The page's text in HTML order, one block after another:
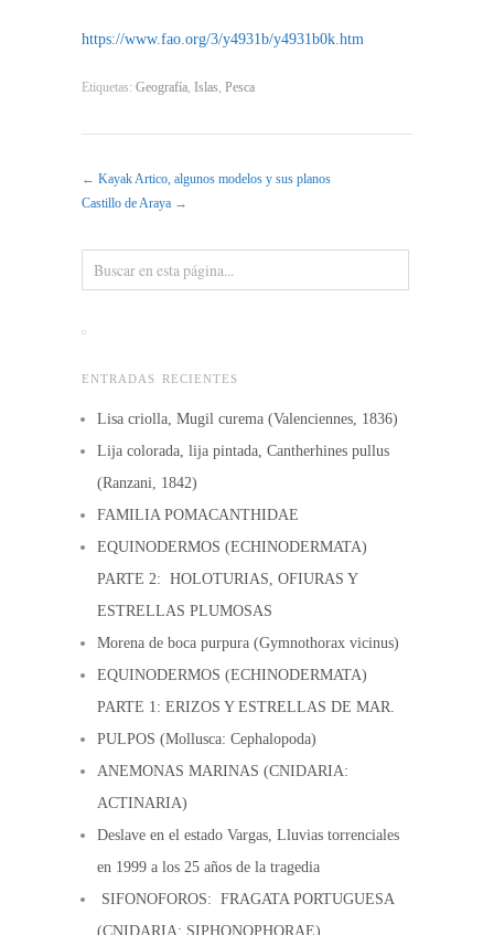
https://www.fao.org/3/y4931b/y4931b0k.htm
Etiquetas: Geografía, Islas, Pesca
← Kayak Artico, algunos modelos y sus planos
Castillo de Araya →
ENTRADAS RECIENTES
Lisa criolla, Mugil curema (Valenciennes, 1836)
Lija colorada, lija pintada, Cantherhines pullus
(Ranzani, 1842)
FAMILIA POMACANTHIDAE
EQUINODERMOS (ECHINODERMATA)
PARTE 2: HOLOTURIAS, OFIURAS Y
ESTRELLAS PLUMOSAS
Morena de boca purpura (Gymnothorax vicinus)
EQUINODERMOS (ECHINODERMATA)
PARTE 1: ERIZOS Y ESTRELLAS DE MAR.
PULPOS (Mollusca: Cephalopoda)
ANEMONAS MARINAS (CNIDARIA:
ACTINARIA)
Deslave en el estado Vargas, Lluvias torrenciales
en 1999 a los 25 años de la tragedia
SIFONOFOROS: FRAGATA PORTUGUESA
(CNIDARIA: SIPHONOPHORAE)